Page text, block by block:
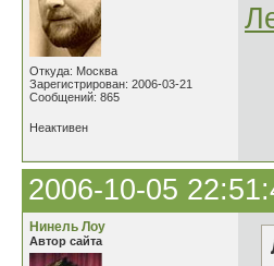
Откуда: Москва
Зарегистрирован: 2006-03-21
Сообщений: 865
Неактивен
2006-10-05
Нинель Лоу
Автор сайта